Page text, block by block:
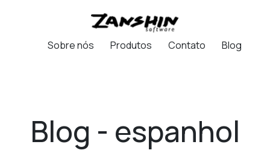
Sobre nós Produtos Contato Blog
Blog - espanhol